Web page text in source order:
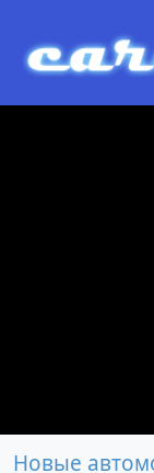
Новые